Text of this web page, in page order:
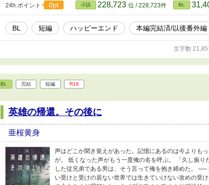
24h.ポイント 0pt 小説 228,723 位 / 228,723件 BL
BL 短編 ハッピーエンド 本編完結済/以後番外編
文字数
BL 完結 短編 R18
英雄の帰還。その後に
亜桜黄身
声はどこか聞き覚えがあった。記憶にあるのは今よりも
が。 低くなった声がもう一度俺の名を呼ぶ。 「久し振
した従兄弟である男は、そう言って俺を抱き締めた。
い受けと受けの居ない世界では生きていけない攻めの受